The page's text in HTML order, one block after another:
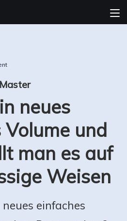
neues
und
man es auf
Weisen
einfaches